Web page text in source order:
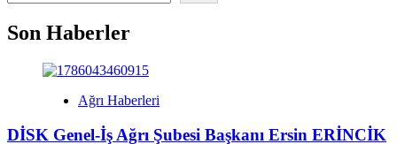
Son Haberler
Ağrı Haberleri
DİSK Genel-İş Ağrı Şubesi Başkanı Ersin ERİNCİK